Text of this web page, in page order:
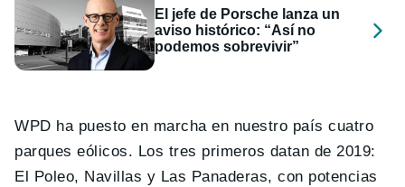
El jefe de Porsche lanza un
aviso histórico: “Así no
podemos sobrevivir”
WPD ha puesto en marcha en nuestro país cuatro
parques eólicos. Los tres primeros datan de 2019:
El Poleo, Navillas y Las Panaderas, con potencias